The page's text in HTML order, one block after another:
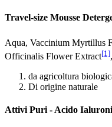
Travel-size Mousse
Aqua, Vaccinium Myrtillus
Officinalis Flower Extract[1],
da agricoltura
Di origine naturale
Attivi Puri - Acido